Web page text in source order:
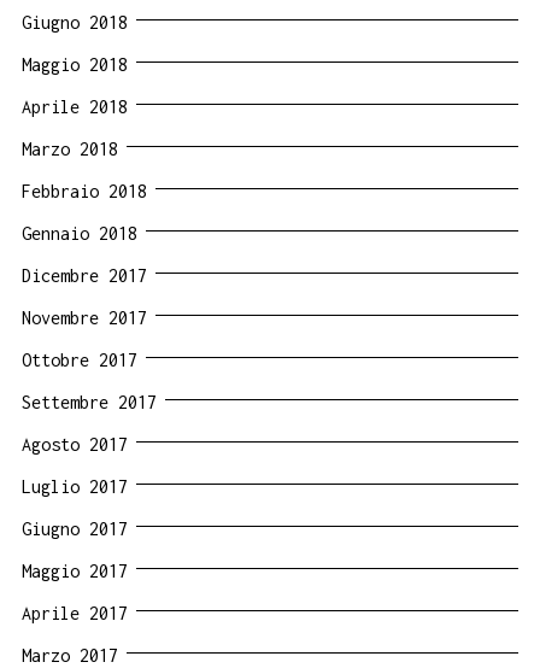
Giugno 2018
Maggio 2018
Aprile 2018
Marzo 2018
Febbraio 2018
Gennaio 2018
Dicembre 2017
Novembre 2017
Ottobre 2017
Settembre 2017
Agosto 2017
Luglio 2017
Giugno 2017
Maggio 2017
Aprile 2017
Marzo 2017